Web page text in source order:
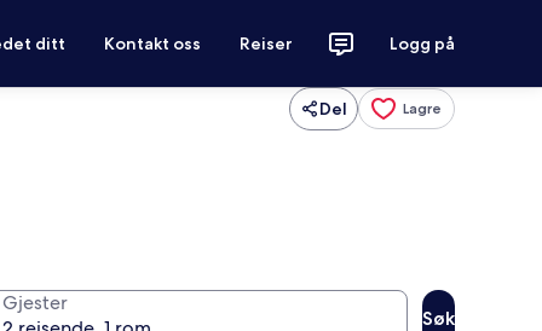
ditt Kontakt oss Reiser Logg på
Del Lagre
Gjester
Søk